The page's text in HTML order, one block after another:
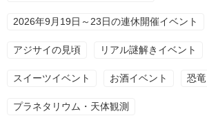
2026年9月19日～23日の連休開催イベント
アジサイの見頃 リアル謎解きイベント
スイーツイベント お酒イベント 恐
プラネタリウム・天体観測